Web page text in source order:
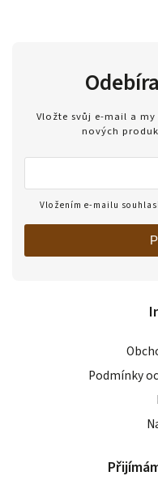
Podmínky
Vložte svůj e-mail a
nových
Vložením e-mailu